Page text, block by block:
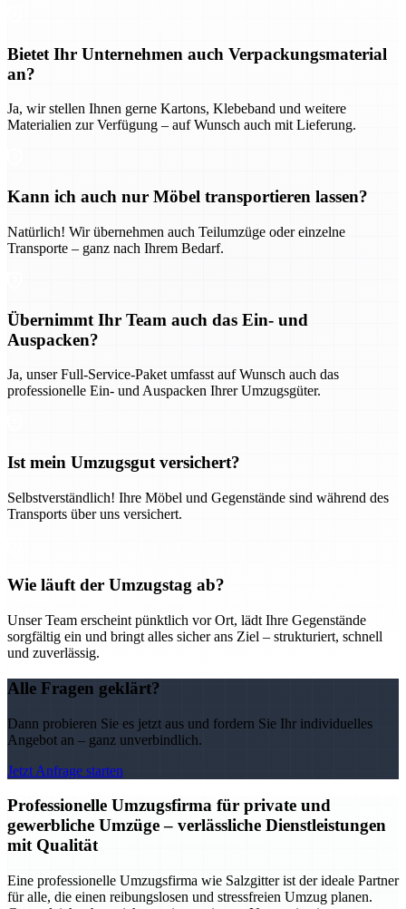
Bietet Ihr Unternehmen auch Verpackungsmaterial
an?
Ja, wir stellen Ihnen gerne Kartons, Klebeband und weitere
Materialien zur Verfügung – auf Wunsch auch mit Lieferung.
Kann ich auch nur Möbel transportieren lassen?
Natürlich! Wir übernehmen auch Teilumzüge oder einzelne
Transporte – ganz nach Ihrem Bedarf.
Übernimmt Ihr Team auch das Ein- und
Auspacken?
Ja, unser Full-Service-Paket umfasst auf Wunsch auch das
professionelle Ein- und Auspacken Ihrer Umzugsgüter.
Ist mein Umzugsgut versichert?
Selbstverständlich! Ihre Möbel und Gegenstände sind während des
Transports über uns versichert.
Wie läuft der Umzugstag ab?
Unser Team erscheint pünktlich vor Ort, lädt Ihre Gegenstände
sorgfältig ein und bringt alles sicher ans Ziel – strukturiert, schnell
und zuverlässig.
Alle Fragen geklärt?
Dann probieren Sie es jetzt aus und fordern Sie Ihr individuelles
Angebot an – ganz unverbindlich.
Jetzt Anfrage starten
Professionelle Umzugsfirma für private und
gewerbliche Umzüge – verlässliche Dienstleistungen
mit Qualität
Eine professionelle Umzugsfirma wie Salzgitter ist der ideale Partner
für alle, die einen reibungslosen und stressfreien Umzug planen.